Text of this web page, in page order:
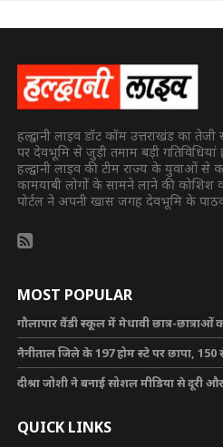
हल्द्वानी लाइव डॉट कॉम उत्तराखंड का
पर देवभूमि से जुड़ी तमाम बड़ी
हल्द्वानी लाइव की टीम राज्य के युवाओं से
कामयाबी लोगों के सामने लाने की
पोर्टल ने अपनी खास जगह देवभूमि के
MOST POPULAR
गौलापार वैंडी स्कूल में मेधावी छात्र-छात्राओं
नैनीताल जिले के 197 होम स्टे पर छापा, 150
दीश्रा जोशी ने बनाई सोशल मीडिया से दूरी
QUICK LINKS